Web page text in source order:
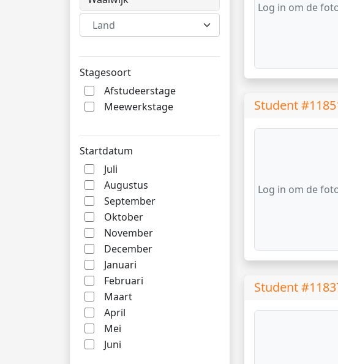
Land
Stagesoort
Afstudeerstage
Meewerkstage
Startdatum
Juli
Augustus
September
Oktober
November
December
Januari
Februari
Maart
April
Mei
Juni
Log in om de
Student
Log in om de
Student